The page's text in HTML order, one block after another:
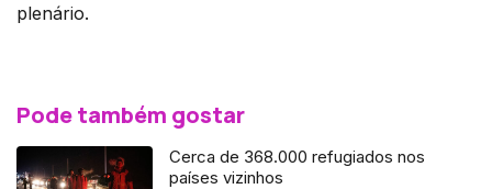
plenário.
Pode também gostar
Cerca de 368.000 refugiados nos
países vizinhos